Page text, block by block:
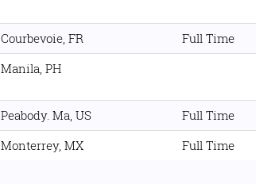
Courbevoie, FR Full Time
Manila, PH
Peabody. Ma, US Full Time
Monterrey, MX Full Time